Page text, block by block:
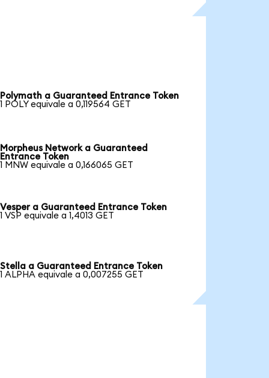
Polymath a Guaranteed Entrance Token
1 POLY equivale a 0,119564 GET
Morpheus Network a Guaranteed
Entrance Token
1 MNW equivale a 0,166065 GET
Vesper a Guaranteed Entrance Token
1 VSP equivale a 1,4013 GET
Stella a Guaranteed Entrance Token
1 ALPHA equivale a 0,007255 GET